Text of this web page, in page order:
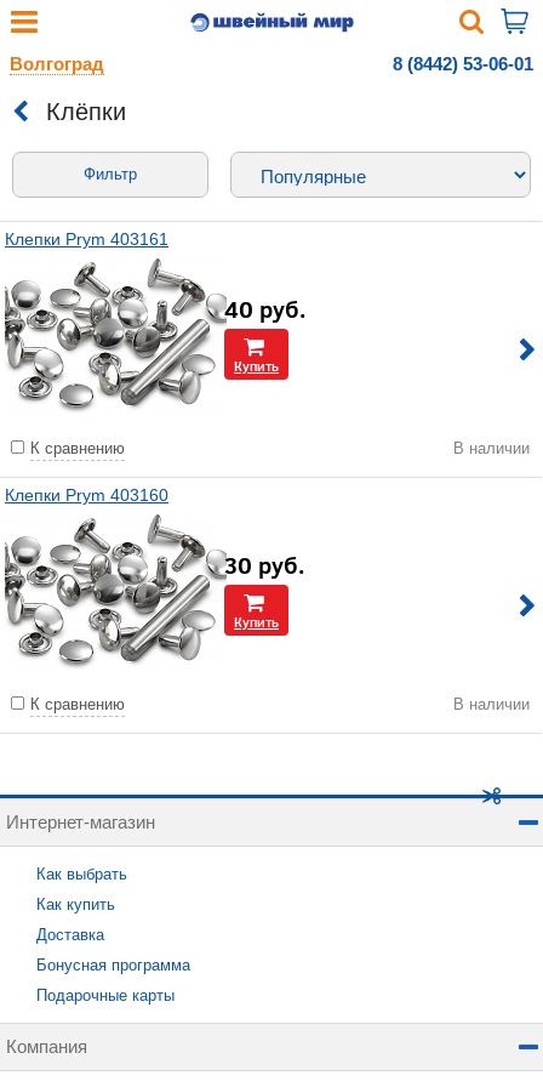
Волгоград 8 (8442) 53-06-01
Клёпки
Фильтр
Клепки Prym 403161
40 руб.
Купить
К сравнению В наличии
Клепки Prym 403160
30 руб.
Купить
К сравнению В наличии
Интернет-магазин
Как выбрать
Как купить
Доставка
Бонусная программа
Подарочные карты
Компания